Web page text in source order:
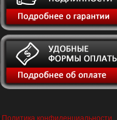
Политика конфиденциальности